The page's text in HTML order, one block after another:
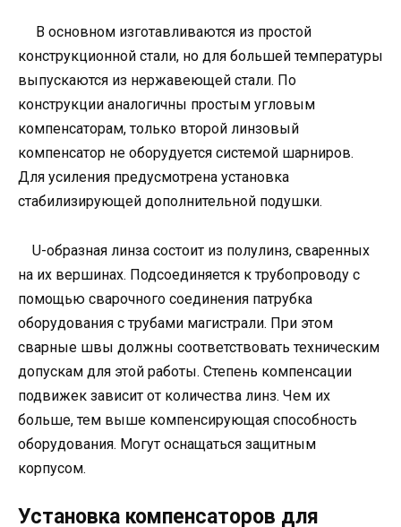
В основном изготавливаются из простой
конструкционной стали, но для большей температуры
выпускаются из нержавеющей стали. По
конструкции аналогичны простым угловым
компенсаторам, только второй линзовый
компенсатор не оборудуется системой шарниров.
Для усиления предусмотрена установка
стабилизирующей дополнительной подушки.
U-образная линза состоит из полулинз, сваренных
на их вершинах. Подсоединяется к трубопроводу с
помощью сварочного соединения патрубка
оборудования с трубами магистрали. При этом
сварные швы должны соответствовать техническим
допускам для этой работы. Степень компенсации
подвижек зависит от количества линз. Чем их
больше, тем выше компенсирующая способность
оборудования. Могут оснащаться защитным
корпусом.
Установка компенсаторов для